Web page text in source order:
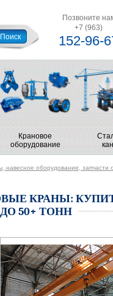
Позвоните
+7 (963)
152-96-
Крановое
оборудование
оборудование, запчасти
КРАНЫ:
50+ ТОНН